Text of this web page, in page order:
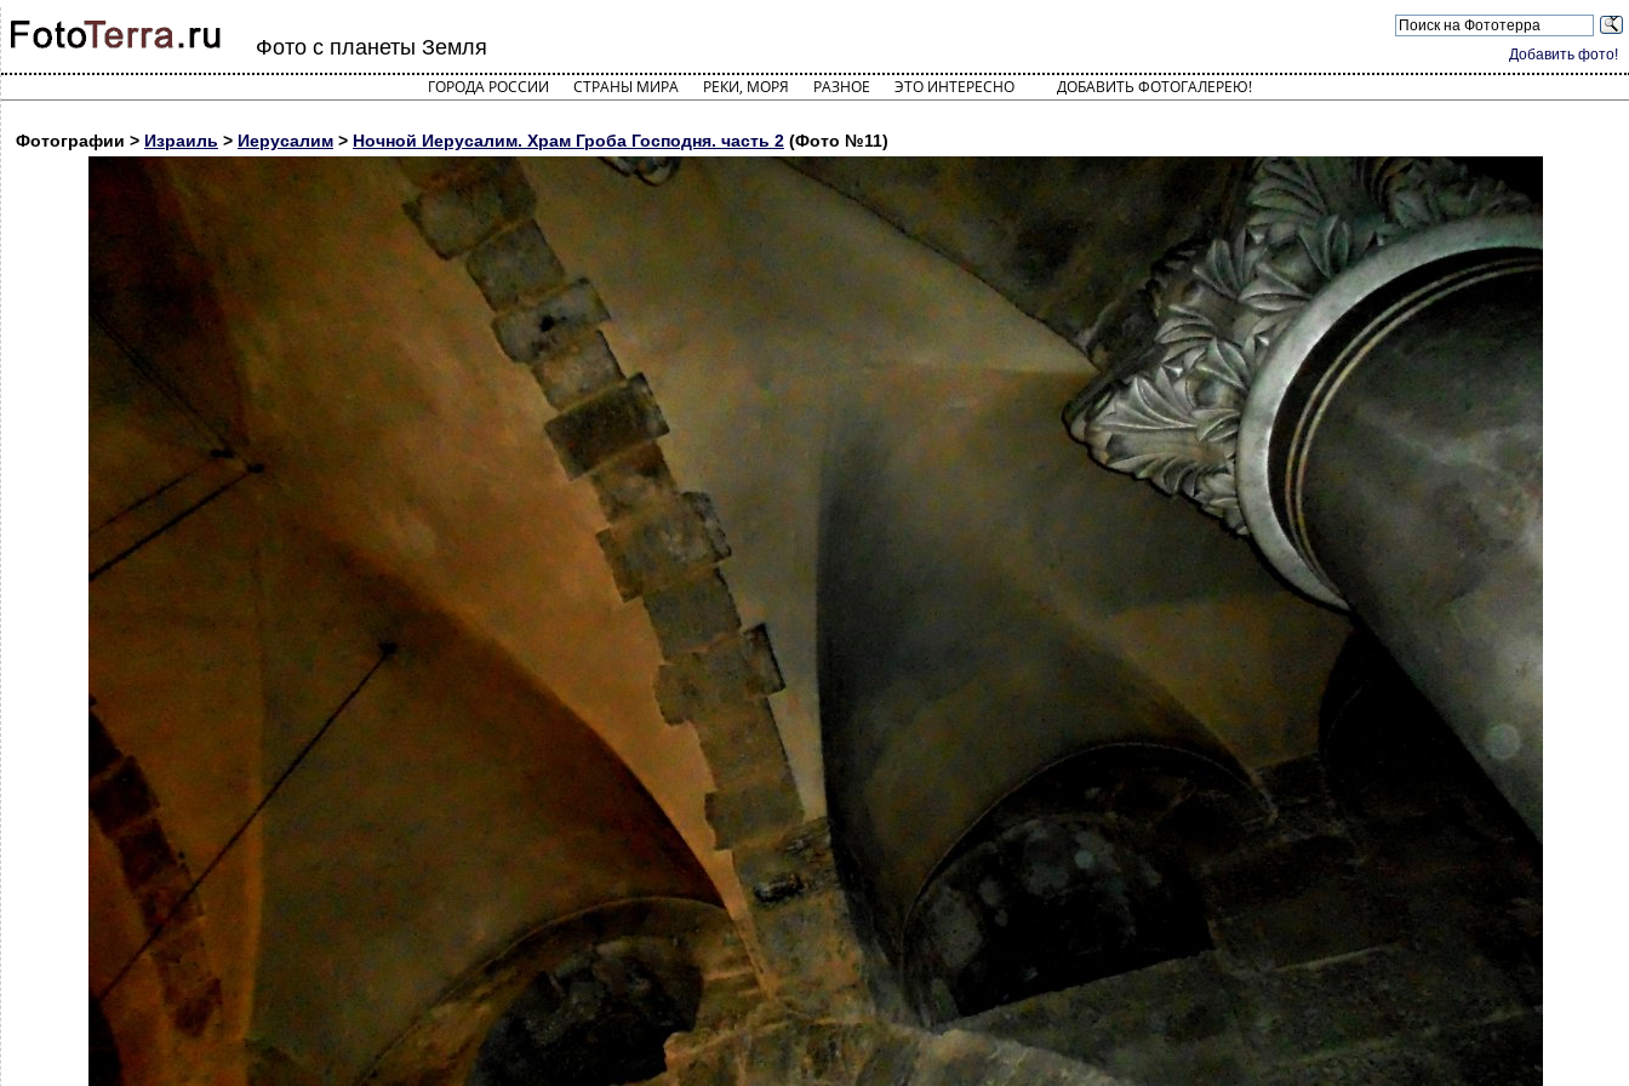
Добавить фото!
Фото с планеты Земля
ГОРОДА РОССИИ СТРАНЫ МИРА РЕКИ, МОРЯ РАЗНОЕ ЭТО ИНТЕРЕСНО ДОБАВИТЬ ФОТОГАЛЕРЕЮ!
Фотографии > Израиль > Иерусалим > Ночной Иерусалим. Храм Гроба Господня. часть 2 (Фото №11)